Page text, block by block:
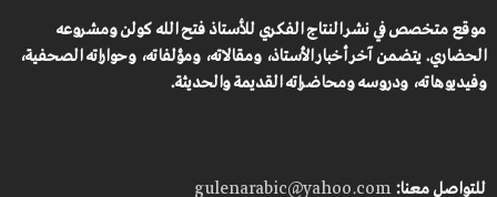
موقع متخصص في نشر النتاج الفكري للأستاذ فتح الله كولن ومشروعه
الحضاري. يتضمن آخر أخبار الأستاذ، ومقالاته، ومؤلفاته، وحواراته الصحفية،
وفيديوهاته، ودروسه ومحاضراته القديمة والحديثة.
للتواصل معنا:gulenarabic@yahoo.com